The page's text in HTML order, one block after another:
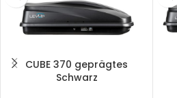
CUBE 370 geprägtes
Schwarz